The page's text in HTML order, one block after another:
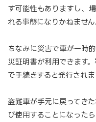
す可能性もありますし、
れる事態になりかねません
ちなみに災害で車が一時
災証明書が利用できます
で手続きすると発行されま
盗難車が手元に戻ってき
び使用することになった